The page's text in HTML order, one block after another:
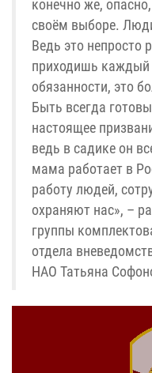
конечно же,
своём выборе.
Ведь это непросто
приходишь каждый
обязанности, это
Быть всегда
настоящее
ведь в садике он
мама работает в
работу людей,
охраняют нас», –
группы
отдела
НАО Татьяна